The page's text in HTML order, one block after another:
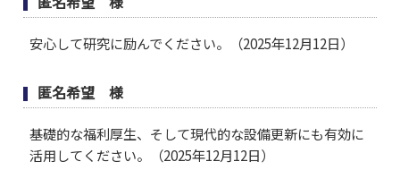
安心して研究に励んでください。（2025年12月12日）
匿名希望 様
基礎的な福利厚生、そして現代的な設備更新にも有効に
活用してください。（2025年12月12日）